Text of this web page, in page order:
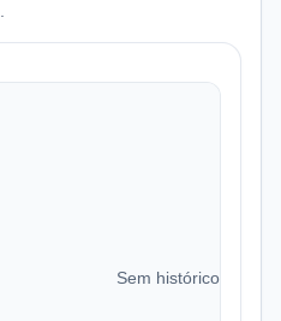
Sem histórico de